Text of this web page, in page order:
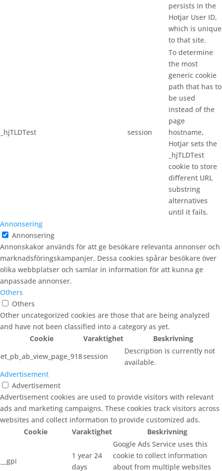
persists in the
Hotjar User ID,
which is unique
to that site.
_hjTLDTest session
To determine
the most
generic cookie
path that has to
be used
instead of the
page
hostname,
Hotjar sets the
_hjTLDTest
cookie to store
different URL
substring
alternatives
until it fails.
Annonsering
Annonsering
Annonskakor används för att ge besökare relevanta annonser och
marknadsföringskampanjer. Dessa cookies spårar besökare över
olika webbplatser och samlar in information för att kunna ge
anpassade annonser.
Others
Others
Other uncategorized cookies are those that are being analyzed
and have not been classified into a category as yet.
Cookie
Varaktighet
Beskrivning
et_pb_ab_view_page_918session
Description is currently not
available.
Advertisement
Advertisement
Advertisement cookies are used to provide visitors with relevant
ads and marketing campaigns. These cookies track visitors across
websites and collect information to provide customized ads.
Cookie
Varaktighet Beskrivning
__gpi
1 year 24
days
Google Ads Service uses this
cookie to collect information
about from multiple websites